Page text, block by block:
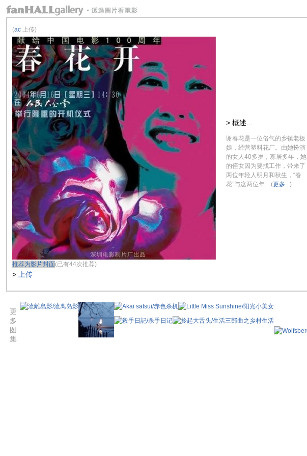
> 概述...
谢春花是一位俗气的乡镇老板
娘，经营塑料花厂。由她扮演
的女人40多岁，寡居多年，她
的侄女因为要找工作，带来了
两位年轻人明月和秋生，“春
花”与这两位年... (更多...)
(ac 上传)
推荐为影片封面(已有44次推荐)
> 上传
更
多
图
集